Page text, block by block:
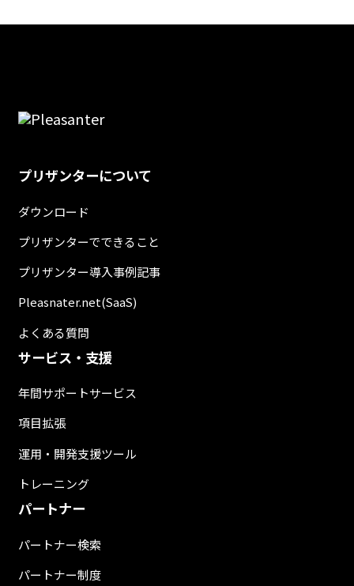
プリザンターについて
ダウンロード
プリザンターでできること
プリザンター導入事例記事
Pleasnater.net(SaaS)
よくある質問
サービス・支援
年間サポートサービス
項目拡張
運用・開発支援ツール
トレーニング
パートナー
パートナー検索
パートナー制度